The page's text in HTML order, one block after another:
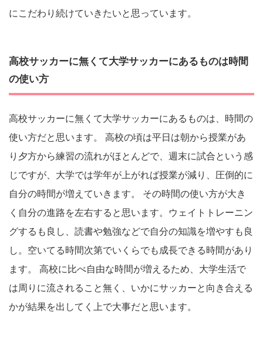
にこだわり続けていきたいと思っています。
高校サッカーに無くて大学サッカーにあるものは時間
の使い方
高校サッカーに無くて大学サッカーにあるものは、時間の
使い方だと思います。 高校の頃は平日は朝から授業があ
り夕方から練習の流れがほとんどで、週末に試合という感
じですが、大学では学年が上がれば授業が減り、圧倒的に
自分の時間が増えていきます。 その時間の使い方が大き
く自分の進路を左右すると思います。ウェイトトレーニン
グするも良し、読書や勉強などで自分の知識を増やすも良
し。空いてる時間次第でいくらでも成長できる時間があり
ます。 高校に比べ自由な時間が増えるため、大学生活で
は周りに流されること無く、いかにサッカーと向き合える
かが結果を出してく上で大事だと思います。